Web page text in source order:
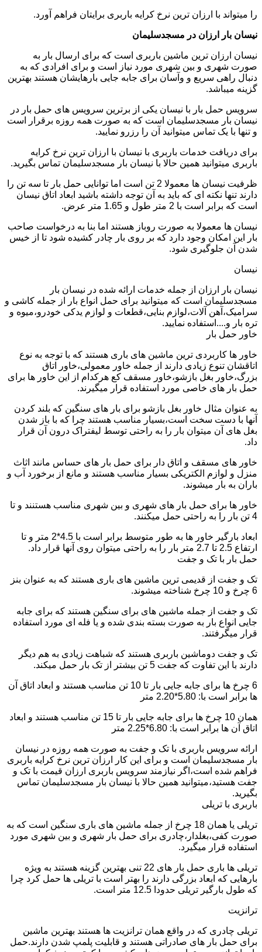
را میتواند با ارزان ترین نرخ کرایه باربری برایتان فراهم آورد.
نیسان بار ارزان در مسجدسلیمان
نیسان ارزان ترین ماشین باربری است که برای ارسال بار به
صورت شهری و بین شهری مورد نیاز است و برای افرادی که به
دنبال راهی سریع و وآسان برای جابه جایی بارهایشان هستند بهترین
گزینه میباشد.
سرویس حمل بار با نیسان یکی از برترین سرویس های حمل بار در
نیسان بار مسجدسلیمان است که به صورت همه روزه برقرار است
و تنها با یک تماس میتوانید آن را رزرو نمایید.
برای دریافت خدمات باربری با نیسان با ارزان ترین نرخ کرایه
باربری میتوانید همین حالا با نیسان بار مسجدسلیمان تماس بگیرید.
ظرفیت نیسان ها معمولا 2 تن است اما توانایی حمل بار تا سه تن را
دارند تنها نکته ای که باید به آن توجه داشته باشید ابعاد اتاق نیسان
است که برابر است با 2 متر طول و 1.65 متر عرض.
نیسان ها معمولا به صورت روباز هستند اما بنا به درخواست صاحب
بار این امکان وجود دارد که بر روی بار چادر کشیده شود تا از خیس
شدن آن جلوگیری شود.
نیسان
نیسان بار ارزان از جمله خدمات ارائه شده در نیسان بار
مسجدسلیمان است که میتوانید برای حمل انواع بار از جمله کاشی و
سرامیک،آهن آلات،لوازم بنایی،قطعات و لوازم یدکی خودرو،میوه و
تره بار و....استفاده نمایید.
خاور حمل بار
خاور ها کاربردی ترین ماشین های باری هستند که با توجه به نوع
اتاقشان تنوع زیادی دارند از جمله خاور معمولی،خاور اتاق
بزرگ،خاور بغل بازشو،خاور مسقف کع هرکدام از این خاور ها برای
حمل بار های خاصی مورد استفاده قرار میگیرند.
به عنوان مثال خاور بغل بازشو برای بار های سنگین که بلند کردن
آنها با دست سخت است،بسیار مناسب هستند چرا که با باز شدن
بغل های آن میتوان بار را به راحتی توسط لیفتراک درون آن قرار
داد.
خاور های مسقف و اتاق دار برای حمل بار های حساس مانند اثاث
منزل و لوازم الکتریکی بسیار مناسب هستند و مانع از برخورد آب و
باران به بار میشوند.
خاور ها برای حمل بار های شهری و بین شهری مناسب هستنند و تا
4 تن بار را به راحتی حمل میکنند.
ابعاد بارگیر خاور ها به طور متوسط برابر است با 4.5*2 متر و تا
ارتفاع 2.5 تا 2.7 متر بار را به راحتی میتوان روی آنها قرار داد.
حمل بار با تک و جفت
تک و جفت از قدیمی ترین ماشین های باری هستند که به عنوان بنز
6 چرخ و 10 چرخ شناخته میشوند.
تک و جفت از جمله ماشین های برای سنگین هستند که برای جابه
جایی انواع بار به صورت بسته بندی شده و یا فله ای مورد استفاده
قرار میگرفتند.
تک و جفت دوماشین باربری هستند که شباهت زیادی به هم دیگر
دارند با این تفاوت که جفت 5 تن بیشتر از تک بار حمل میکند.
6 چرخ ها برای جابه جایی بار تا 10 تن مناسب هستند و ابعاد اتاق آن
ها برابر است با: 5.80*2.20 متر
همان 10 چرخ ها برای جابه جایی بار تا 15 تن مناسب هستند و ابعاد
اتاق آن ها برابر است با: 6.80*2.25 متر
ارائه سرویس باربری با تک و جفت به صورت همه روزه در نیسان
بار مسجدسلیمان است و برای این کار ارزان ترین نرخ کرایه باربری
فراهم شده است،اگر نیازمند سرویس باربری ارزان قیمت با تک و
جفت هستید،میتوانید همین حالا با نیسان بار مسجدسلیمان تماس
بگیرید.
باربری با تریلی
تریلی یا همان 18 چرخ از جمله ماشین های باری سنگین است که به
صورت کفی،بغلدار،چادری برای حمل بار شهری و بین شهری مورد
استفاده قرار میگیرد.
تریلی ها باری حمل بار های 22 تنی بهترین گزینه هستند به ویژه
بارهایی که ابعاد بزرگی دارند را بهتر است با تریلی ها حمل کرد چرا
که طول بارگیر تریلی حدودا 12.5 متر است.
ترانزیت
تریلی چادری که در واقع همان ترانزیت ها هستند بهترین ماشین
برای حمل بار های صادراتی هستند و قابلیت پلمپ شدن دارند.حمل